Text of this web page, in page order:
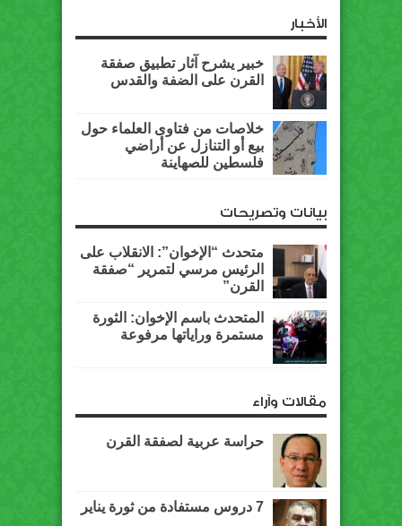
الأخبار
خبير يشرح آثار تطبيق صفقة
القرن على الضفة والقدس
خلاصات من فتاوى العلماء حول
بيع أو التنازل عن أراضي
فلسطين للصهاينة
بيانات وتصريحات
متحدث “الإخوان”: الانقلاب على
الرئيس مرسي لتمرير “صفقة
القرن”
المتحدث باسم الإخوان: الثورة
مستمرة وراياتها مرفوعة
مقالات وآراء
حراسة عربية لصفقة القرن
7 دروس مستفادة من ثورة يناير